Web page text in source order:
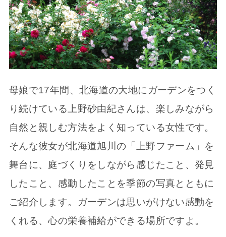
母娘で17年間、北海道の大地にガーデンをつく
り続けている上野砂由紀さんは、楽しみながら
自然と親しむ方法をよく知っている女性です。
そんな彼女が北海道旭川の「上野ファーム」を
舞台に、庭づくりをしながら感じたこと、発見
したこと、感動したことを季節の写真とともに
ご紹介します。ガーデンは思いがけない感動を
くれる、心の栄養補給ができる場所ですよ。